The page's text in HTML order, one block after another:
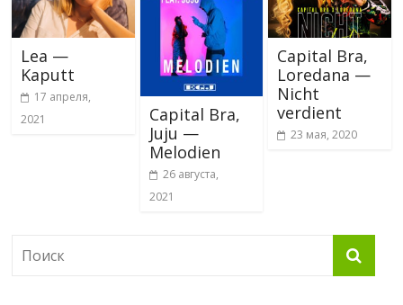
Lea —
Kaputt
17 апреля,
2021
Capital Bra,
Juju —
Melodien
26 августа,
2021
Capital Bra,
Loredana —
Nicht
verdient
23 мая, 2020